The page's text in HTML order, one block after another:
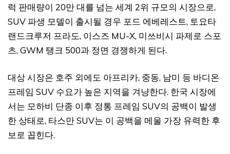
럭 판매량이 20만 대를 넘는 세계 2위 규모의 시장으로,
SUV 파생 모델이 출시될 경우 포드 에베레스트, 토요타
랜드크루저 프라도, 이스즈 MU-X, 미쓰비시 파제로 스포
츠, GWM 탱크 500과 정면 경쟁하게 된다.
대상 시장은 호주 외에도 아프리카, 중동, 남미 등 바디온
프레임 SUV 수요가 높은 지역을 겨냥한다. 한국 시장에
서는 모하비 단종 이후 정통 프레임 SUV의 공백이 발생
한 상태로, 타스만 SUV는 이 공백을 메울 가장 유력한 후
보로 꼽힌다.